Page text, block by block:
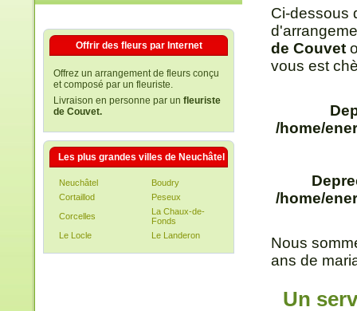
Offrir des fleurs par Internet
Offrez un arrangement de fleurs conçu
et composé par un fleuriste.
Livraison en personne par un fleuriste
de Couvet.
Les plus grandes villes de Neuchâtel
Neuchâtel
Boudry
Cortaillod
Peseux
Corcelles
La Chaux-de-
Fonds
Le Locle
Le Landeron
Ci-dessous
de Couvet
vous est
/home/
/home/
Nous
ans de
Un